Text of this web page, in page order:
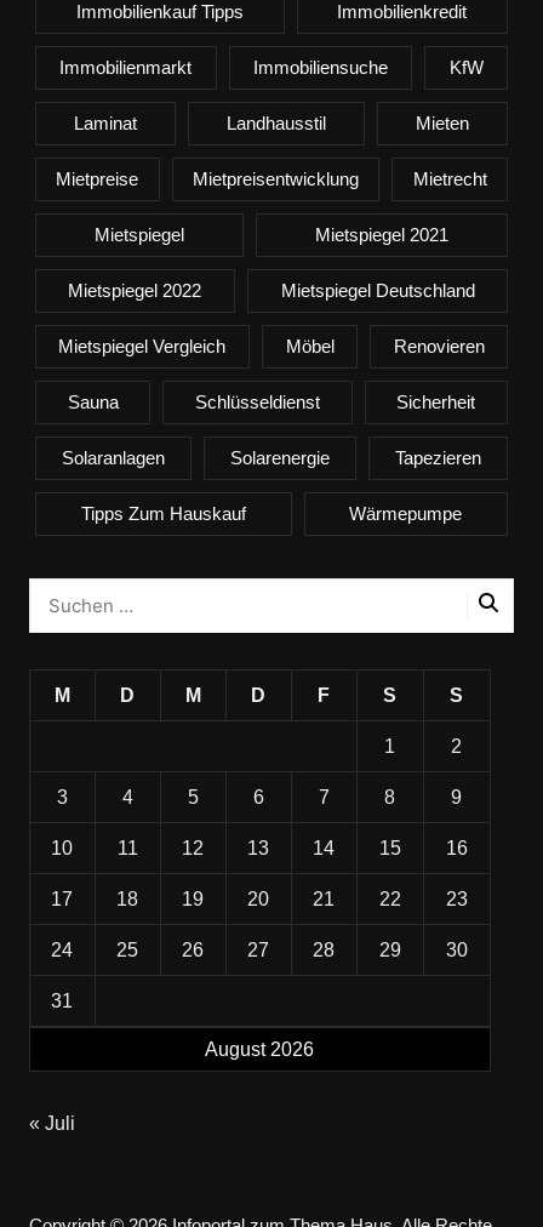
Immobilienkauf Tipps Immobilienkredit
Immobilienmarkt Immobiliensuche KfW
Laminat Landhausstil Mieten
Mietpreise Mietpreisentwicklung Mietrecht
Mietspiegel Mietspiegel 2021
Mietspiegel 2022 Mietspiegel Deutschland
Mietspiegel Vergleich Möbel Renovieren
Sauna Schlüsseldienst Sicherheit
Solaranlagen Solarenergie Tapezieren
Tipps Zum Hauskauf Wärmepumpe
August 2026
M D M D F S S
1 2
3 4 5 6 7 8 9
10 11 12 13 14 15 16
17 18 19 20 21 22 23
24 25 26 27 28 29 30
31
« Juli